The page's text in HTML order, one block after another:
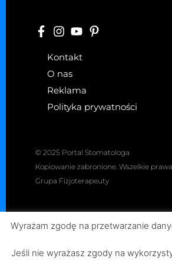
Kontakt
O nas
Reklama
Polityka prywatności
© 2025 Portal Stomatologa
Kopiowanie zabronione. Wszelkie
Grupa Fizjoterapeuty
Medycyna
Opinie i
Wyrażam zgodę na przetwarzanie
Jeśli nie wyrażasz zgody na